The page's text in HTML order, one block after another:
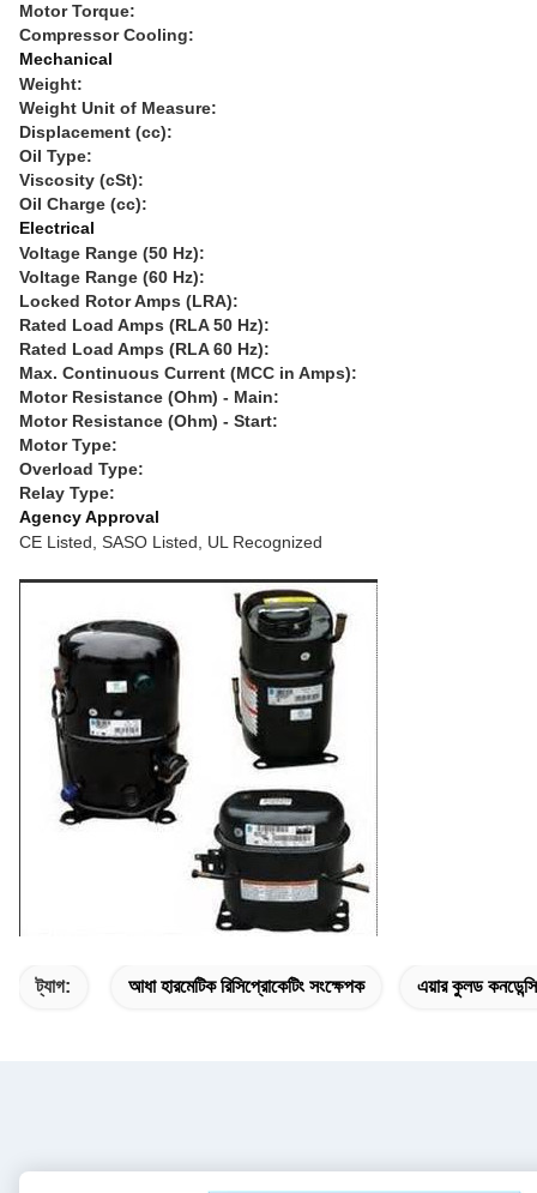
Motor Torque:
Compressor Cooling:
Mechanical
Weight:
Weight Unit of Measure:
Displacement (cc):
Oil Type:
Viscosity (cSt):
Oil Charge (cc):
Electrical
Voltage Range (50 Hz):
Voltage Range (60 Hz):
Locked Rotor Amps (LRA):
Rated Load Amps (RLA 50 Hz):
Rated Load Amps (RLA 60 Hz):
Max. Continuous Current (MCC in Amps):
Motor Resistance (Ohm) - Main:
Motor Resistance (Ohm) - Start:
Motor Type:
Overload Type:
Relay Type:
Agency Approval
CE Listed, SASO Listed, UL Recognized
ট্যাগ: আধা হারমেটিক রিসিপ্রোকেটিং সংক্ষেপক এয়ার কুলড